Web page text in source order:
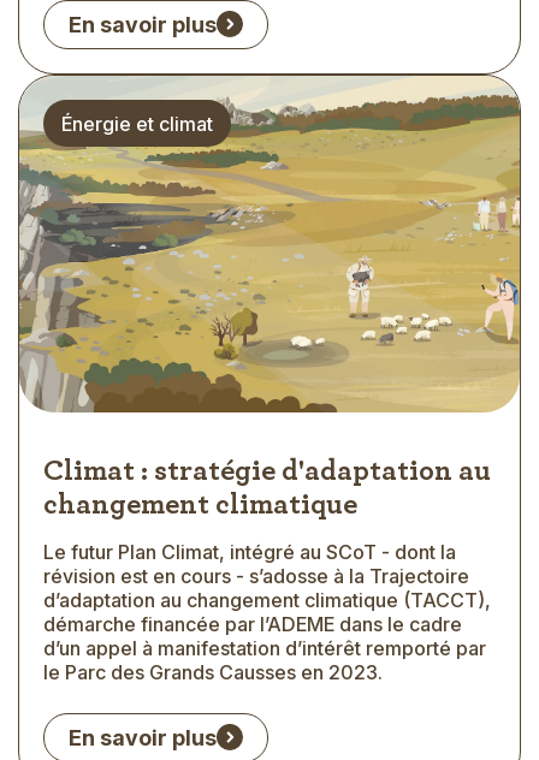
En savoir plus
Climat : stratégie d'adaptation au
changement climatique
Thématique
Énergie et climat
Extrait
Le futur Plan Climat, intégré au SCoT - dont la
révision est en cours - s’adosse à la Trajectoire
d’adaptation au changement climatique (TACCT),
démarche financée par l’ADEME dans le cadre
d’un appel à manifestation d’intérêt remporté par
le Parc des Grands Causses en 2023.
En savoir plus